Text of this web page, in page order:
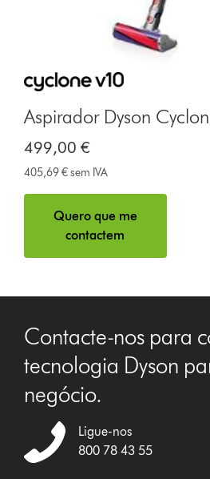
Aspirador Dyson
499,00 €
405,69 € sem IVA
Quero que me
contactem
Contacte-nos para
tecnologia Dyson
negócio.
Ligue-nos
800 78 43 55